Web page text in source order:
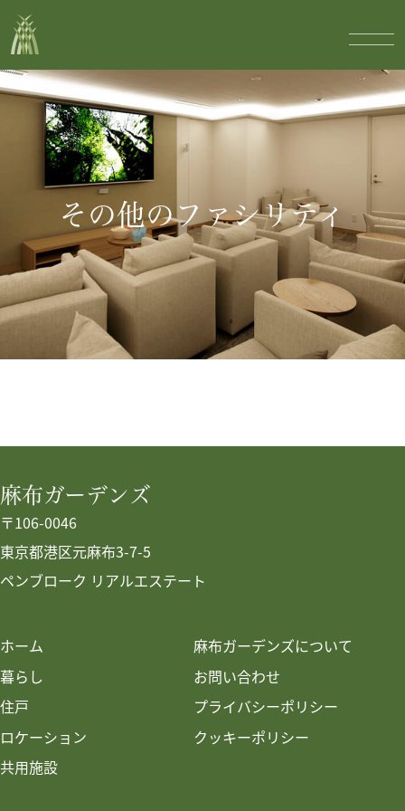
その他のファシリティ
麻布ガーデンズ
〒106-0046
東京都港区元麻布3-7-5
ペンブローク リアルエステート
ホーム
暮らし
住戸
ロケーション
共用施設
麻布ガーデンズについて
お問い合わせ
プライバシーポリシー
クッキーポリシー